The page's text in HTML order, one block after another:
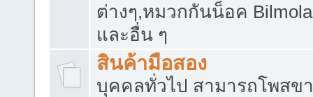
ต่างๆ,หมวกกันน็อค
และอื่น ๆ
สินค้ามือสอง
บุคคลทั่วไป สามารถโพสข